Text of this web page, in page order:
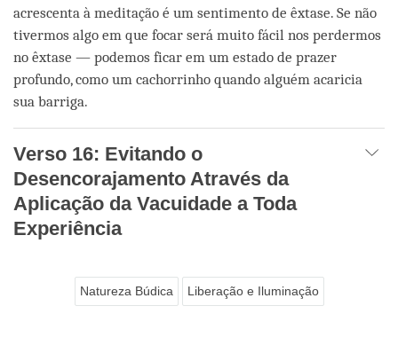
acrescenta à meditação é um sentimento de êxtase. Se não
tivermos algo em que focar será muito fácil nos perdermos
no êxtase — podemos ficar em um estado de prazer
profundo, como um cachorrinho quando alguém acaricia
sua barriga.
Verso 16: Evitando o
Desencorajamento Através da
Aplicação da Vacuidade a Toda
Experiência
Natureza Búdica Liberação e Iluminação